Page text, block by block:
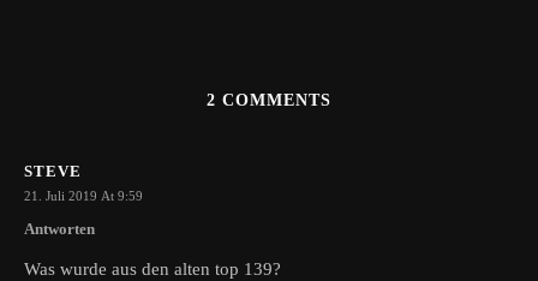
2 COMMENTS
STEVE
21. Juli 2019 At 9:59
Antworten
Was wurde aus den alten top 139?